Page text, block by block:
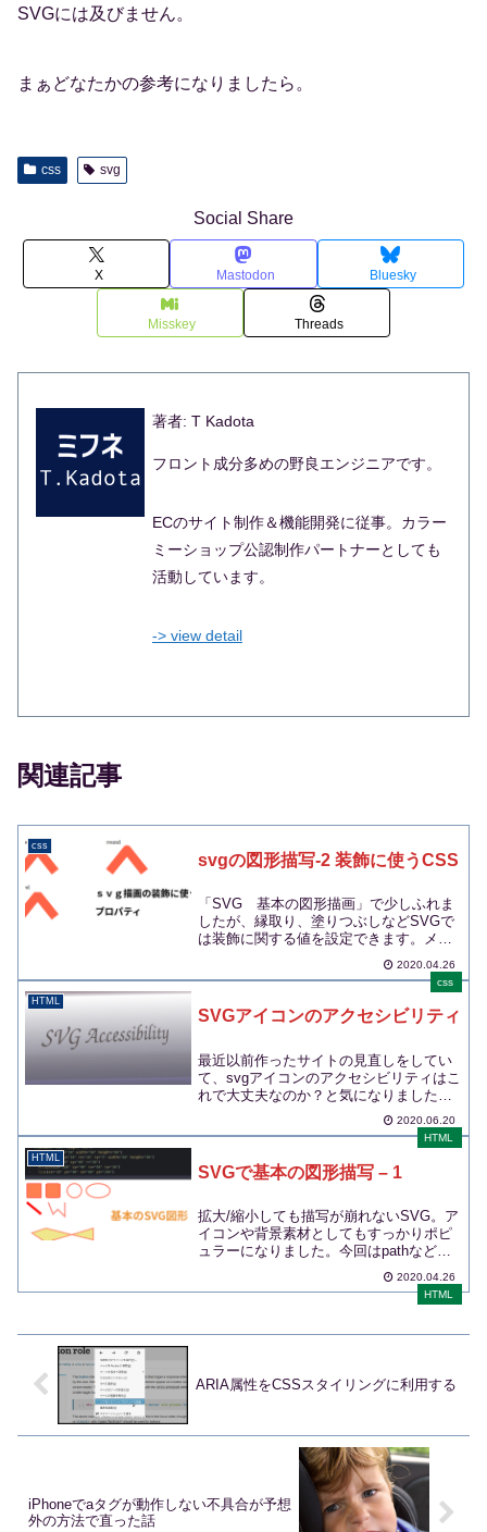
SVGには及びません。
まぁどなたかの参考になりましたら。
css svg
Social Share
X Mastodon Bluesky
Misskey Threads
著者: T Kadota
フロント成分多めの野良エンジニアです。
ECのサイト制作＆機能開発に従事。カラー
ミーショップ公認制作パートナーとしても
活動しています。
-> view detail
関連記事
css
svgの図形描写-2 装飾に使うCSS
「SVG 基本の図形描画」で少しふれま
したが、縁取り、塗りつぶしなどSVGで
は装飾に関する値を設定できます。メン
2020.04.26
css
HTML
SVGアイコンのアクセシビリティ
最近以前作ったサイトの見直しをしてい
て、svgアイコンのアクセシビリティはこ
れで大丈夫なのか？と気になりました。
2020.06.20
HTML
HTML
SVGで基本の図形描写 – 1
拡大/縮小しても描写が崩れないSVG。ア
イコンや背景素材としてもすっかりポピ
ュラーになりました。今回はpathなどを
2020.04.26
HTML
ARIA属性をCSSスタイリングに利用する
iPhoneでaタグが動作しない不具合が予想
外の方法で直った話